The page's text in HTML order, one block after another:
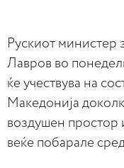
Рускиот министер
Лавров во
ќе учествува на
Македонија
воздушен простор
веќе побарале